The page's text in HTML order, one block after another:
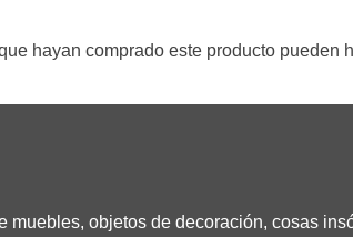
hayan comprado este producto pueden
muebles, objetos de decoración, cosas